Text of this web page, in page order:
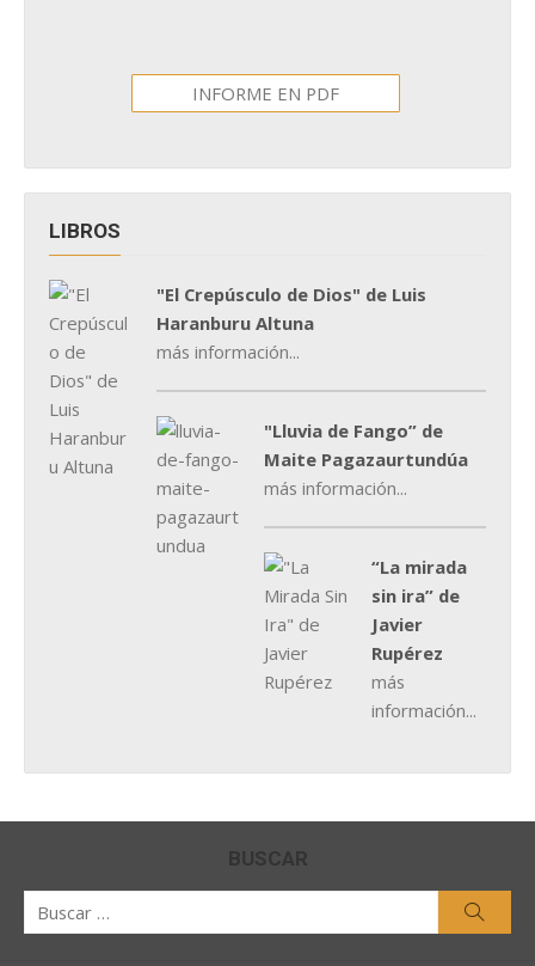
INFORME EN PDF
LIBROS
"El Crepúsculo de Dios" de Luis
Haranburu Altuna
más información...
"Lluvia de Fango” de
Maite Pagazaurtundúa
más información...
“La mirada
sin ira” de
Javier
Rupérez
más
información...
BUSCAR